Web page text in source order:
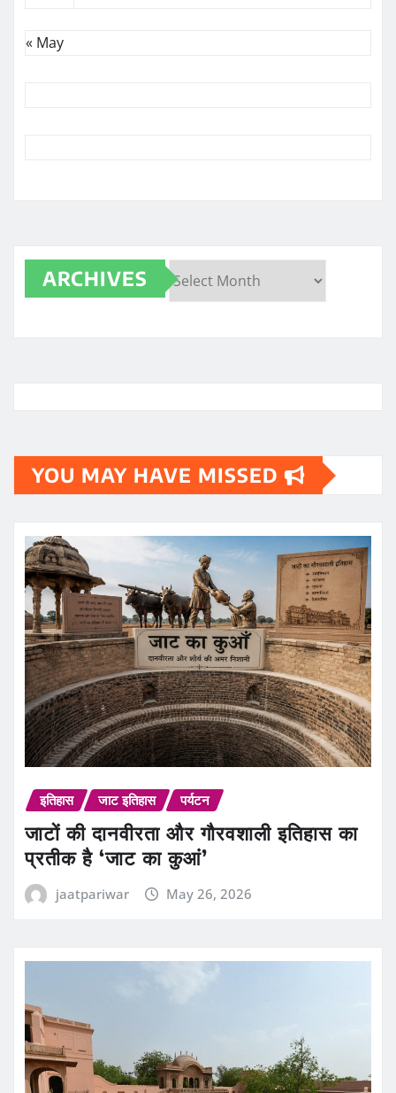
« May
ARCHIVES
YOU MAY HAVE MISSED
इतिहास जाट इतिहास पर्यटन
जाटों की दानवीरता और गौरवशाली इतिहास का
प्रतीक है ‘जाट का कुआं’
jaatpariwar May 26, 2026